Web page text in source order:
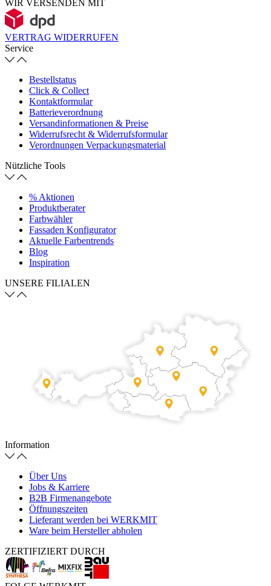
WIR VERSENDEN MIT
VERTRAG WIDERRUFEN
Service
Bestellstatus
Click & Collect
Kontaktformular
Batterieverordnung
Versandinformationen & Preise
Widerrufsrecht & Widerrufsformular
Verordnungen Verpackungsmaterial
Nützliche Tools
% Aktionen
Produktberater
Farbwähler
Fassaden Konfigurator
Aktuelle Farbentrends
Blog
Inspiration
UNSERE FILIALEN
Information
Über Uns
Jobs & Karriere
B2B Firmenangebote
Öffnungszeiten
Lieferant werden bei WERKMIT
Ware beim Hersteller abholen
ZERTIFIZIERT DURCH